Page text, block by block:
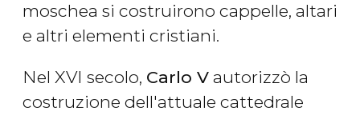
moschea si costruirono cappelle, altari
e altri elementi cristiani.
Nel XVI secolo, Carlo V autorizzò la
costruzione dell'attuale cattedrale